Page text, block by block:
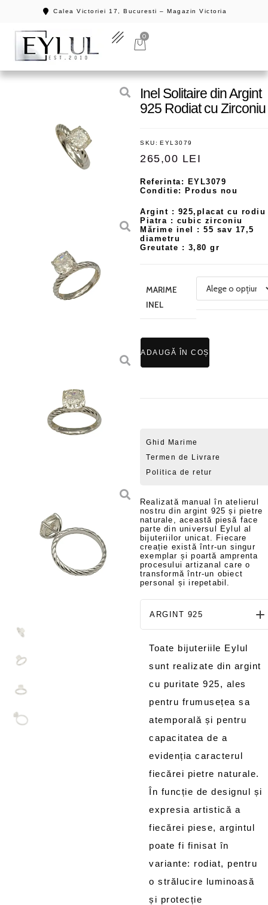
Calea Victoriei 17, Bucuresti – Magazin Victoria
0
Inel Solitaire din Argint
925 Rodiat cu Zirconiu
SKU: EYL3079
265,00 LEI
Referinta: EYL3079
Conditie: Produs nou
Argint : 925,placat cu rodiu
Piatra : cubic zirconiu
Mărime inel : 55 sav 17,5
diametru
Greutate : 3,80 gr
MARIME
INEL
ADAUGĂ ÎN COȘ
Ghid Marime
Termen de Livrare
Politica de retur
Realizată manual în atelierul
nostru din argint 925 și pietre
naturale, această piesă face
parte din universul Eylul al
bijuteriilor unicat. Fiecare
creație există într-un singur
exemplar și poartă amprenta
procesului artizanal care o
transformă într-un obiect
personal și irepetabil.
ARGINT 925
Toate bijuteriile Eylul
sunt realizate din argint
cu puritate 925, ales
pentru frumusețea sa
atemporală și pentru
capacitatea de a
evidenția caracterul
fiecărei pietre naturale.
În funcție de designul și
expresia artistică a
fiecărei piese, argintul
poate fi finisat în
variante: rodiat, pentru
o strălucire luminoasă
și protecție